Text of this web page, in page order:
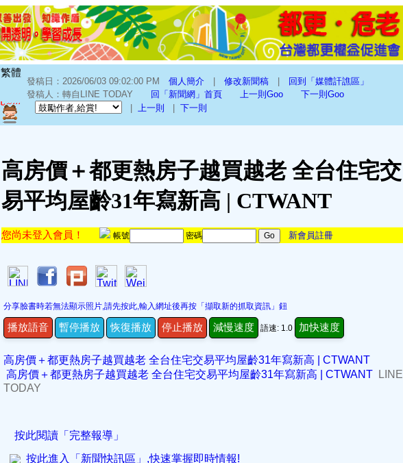
繁體
發稿日：2026/06/03 09:02:00 PM 個人簡介| 修改新聞稿|
回到「媒體訐譙區」
發稿人：轉自LINE TODAY
回「新聞網」首頁 上一則Goo
下一則Goo
上一則 下一則
高房價＋都更熱房子越買越老 全台住宅交
易平均屋齡31年寫新高 | CTWANT
您尚未登入會員！ 帳號 密碼 新會員註冊
分享臉書時若無法顯示照片,請先按此,輸入網址後再按「擷取新的抓取資訊」鈕
播放語音 暫停播放 恢復播放 停止播放 減慢速度 語速: 1.0 加快速度
高房價＋都更熱房子越買越老 全台住宅交易平均屋齡31年寫新高 | CTWANT
高房價＋都更熱房子越買越老 全台住宅交易平均屋齡31年寫新高 | CTWANT
LINE
TODAY
按此閱讀「完整報導」
按此進入「新聞快訊區」,快速掌握即時情報!